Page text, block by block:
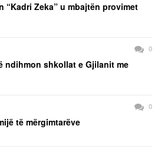
“Kadri Zeka” u mbajtën provimet
0
ndihmon shkollat e Gjilanit me
0
të mërgimtarëve